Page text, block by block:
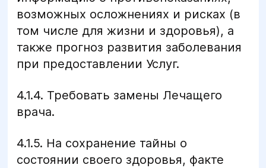
возможных осложнениях и рисках (в
том числе для жизни и здоровья), а
также прогноз развития заболевания
при предоставлении Услуг.
4.1.4. Требовать замены Лечащего
врача.
4.1.5. На сохранение тайны о
состоянии своего здоровья, факте